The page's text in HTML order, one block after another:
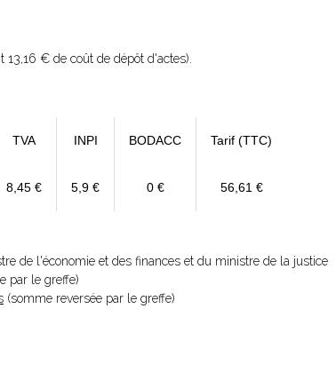
13,16 € de coût de dépôt d'actes).
TVA INPI BODACC Tarif (TTC)
8,45 € 5,9 € 0 € 56,61 €
de l'économie et des finances et du ministre de la justice
par le greffe)
(somme reversée par le greffe)